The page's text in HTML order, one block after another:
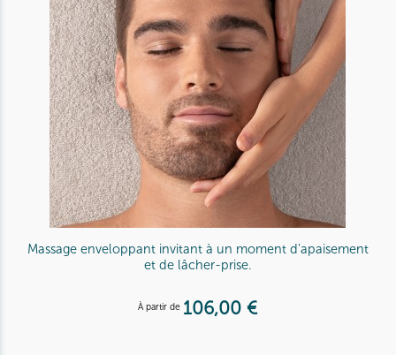
Massage enveloppant invitant à un moment d’apaisement
et de lâcher-prise.
À partir de 106,00 €